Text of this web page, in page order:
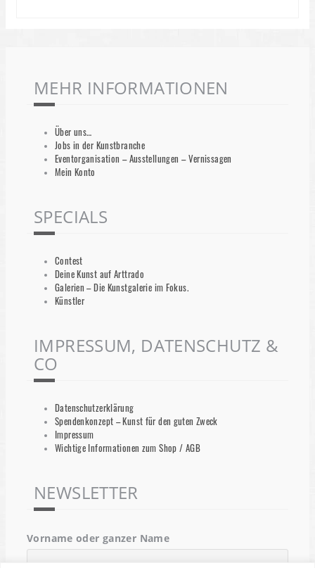
MEHR INFORMATIONEN
Über uns…
Jobs in der Kunstbranche
Eventorganisation – Ausstellungen – Vernissagen
Mein Konto
SPECIALS
Contest
Deine Kunst auf Arttrado
Galerien – Die Kunstgalerie im Fokus.
Künstler
IMPRESSUM, DATENSCHUTZ &
CO
Datenschutzerklärung
Spendenkonzept – Kunst für den guten Zweck
Impressum
Wichtige Informationen zum Shop / AGB
NEWSLETTER
Vorname oder ganzer Name